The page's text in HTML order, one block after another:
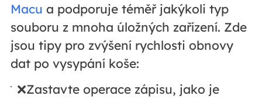
Macu a podporuje téměř jakýkoli typ
souboru z mnoha úložných zařízení. Zde
jsou tipy pro zvýšení rychlosti obnovy
dat po vysypání koše:
❌Zastavte operace zápisu, jako je